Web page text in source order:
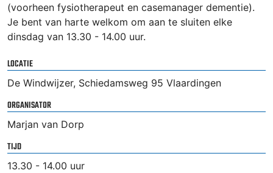
(voorheen fysiotherapeut en casemanager dementie).
Je bent van harte welkom om aan te sluiten elke
dinsdag van 13.30 - 14.00 uur.
LOCATIE
De Windwijzer, Schiedamsweg 95 Vlaardingen
ORGANISATOR
Marjan van Dorp
TIJD
13.30 - 14.00 uur